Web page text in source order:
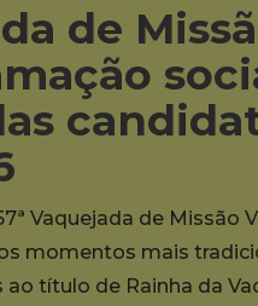
de
Vaquejada de Missão
momentos mais
título de Rainha da